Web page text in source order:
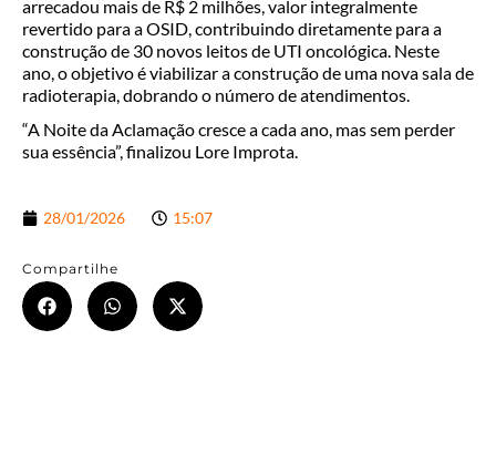
arrecadou mais de R$ 2 milhões, valor integralmente
revertido para a OSID, contribuindo diretamente para a
construção de 30 novos leitos de UTI oncológica. Neste
ano, o objetivo é viabilizar a construção de uma nova sala de
radioterapia, dobrando o número de atendimentos.
“A Noite da Aclamação cresce a cada ano, mas sem perder
sua essência”, finalizou Lore Improta.
28/01/2026 15:07
Compartilhe